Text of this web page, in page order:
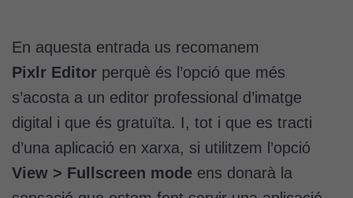
En aquesta entrada us recomanem
Pixlr Editor perquè és l’opció que més
s’acosta a un editor professional d’imatge
digital i que és gratuïta. I, tot i que es tracti
d’una aplicació en xarxa, si utilitzem l’opció
View > Fullscreen mode ens donarà la